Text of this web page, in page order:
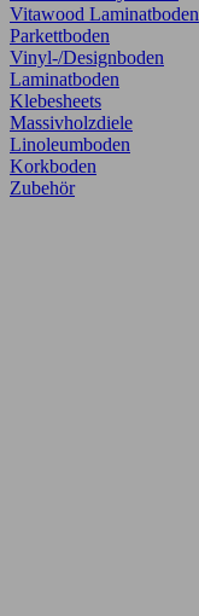
Vitawood Laminatboden
Parkettboden
Vinyl-/Designboden
Laminatboden
Klebesheets
Massivholzdiele
Linoleumboden
Korkboden
Zubehör